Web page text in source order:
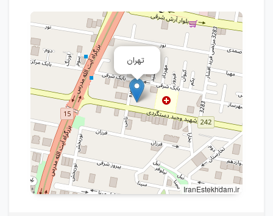
تهران
IranEstekhdam.ir